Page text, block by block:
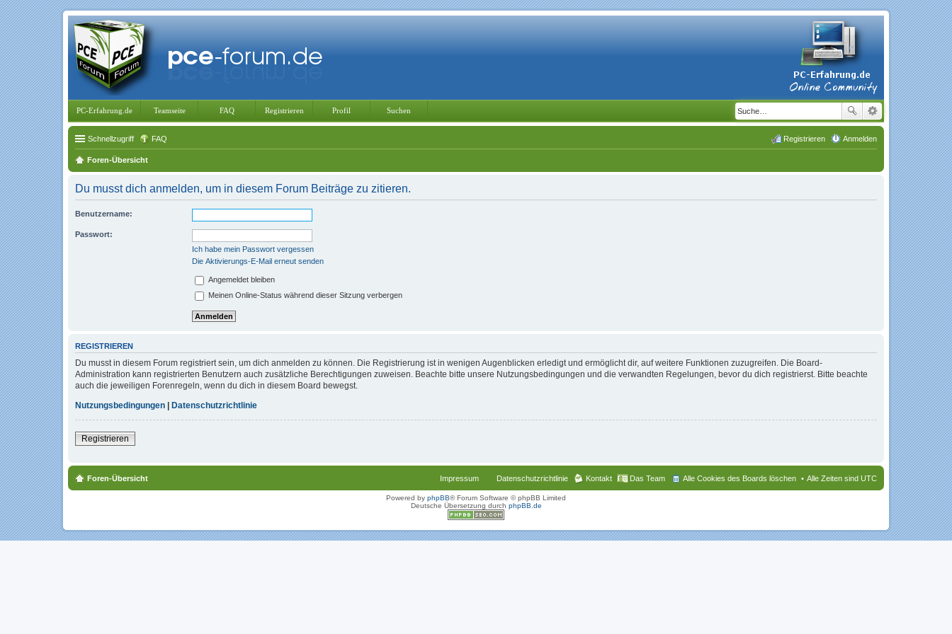
PC-Erfahrung.de Teamseite FAQ Registrieren Profil Suchen
Schnellzugriff FAQ Anmelden
Registrieren
Foren-Übersicht
Du musst dich anmelden, um in diesem Forum Beiträge zu zitieren.
Benutzername:
Passwort:
Ich habe mein Passwort vergessen
Die Aktivierungs-E-Mail erneut senden
Angemeldet bleiben
Meinen Online-Status während dieser Sitzung verbergen
REGISTRIEREN
Du musst in diesem Forum registriert sein, um dich anmelden zu können. Die Registrierung ist in wenigen Augenblicken erledigt und ermöglicht dir, auf weitere Funktionen zuzugreifen. Die Board-
Administration kann registrierten Benutzern auch zusätzliche Berechtigungen zuweisen. Beachte bitte unsere Nutzungsbedingungen und die verwandten Regelungen, bevor du dich registrierst. Bitte beachte
auch die jeweiligen Forenregeln, wenn du dich in diesem Board bewegst.
Nutzungsbedingungen | Datenschutzrichtlinie
Registrieren
Foren-Übersicht Alle Zeiten sind UTC
Alle Cookies des Boards löschen
Das Team
Kontakt
Datenschutzrichtlinie
Impressum
Powered by phpBB® Forum Software © phpBB Limited
Deutsche Übersetzung durch phpBB.de